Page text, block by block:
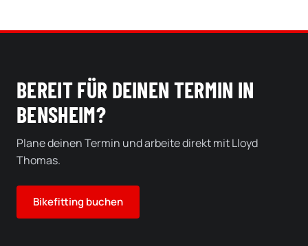
BEREIT FÜR DEINEN TERMIN IN
BENSHEIM?
Plane deinen Termin und arbeite direkt mit Lloyd
Thomas.
Bikefitting buchen